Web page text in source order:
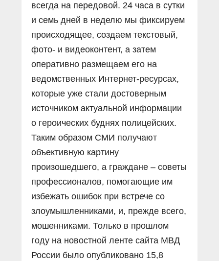
всегда на передовой. 24 часа в сутки
и семь дней в неделю мы фиксируем
происходящее, создаем текстовый,
фото- и видеоконтент, а затем
оперативно размещаем его на
ведомственных Интернет-ресурсах,
которые уже стали достоверным
источником актуальной информации
о героических буднях полицейских.
Таким образом СМИ получают
объективную картину
произошедшего, а граждане – советы
профессионалов, помогающие им
избежать ошибок при встрече со
злоумышленниками, и, прежде всего,
мошенниками. Только в прошлом
году на новостной ленте сайта МВД
России было опубликовано 15,8